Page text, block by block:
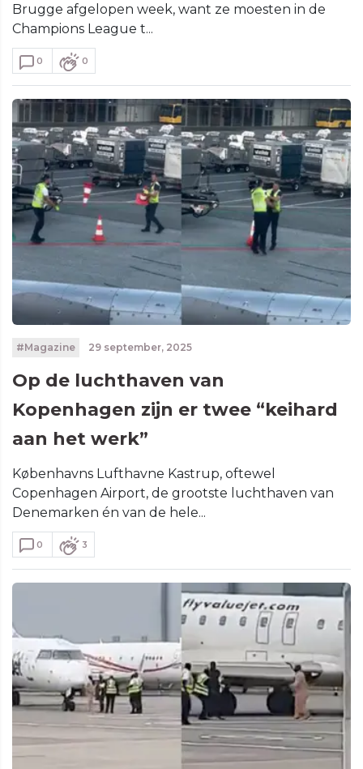
Brugge afgelopen week, want ze moesten in de
Champions League t...
0 0
#Magazine 29 september, 2025
Op de luchthaven van
Kopenhagen zijn er twee “keihard
aan het werk”
Københavns Lufthavne Kastrup, oftewel
Copenhagen Airport, de grootste luchthaven van
Denemarken én van de hele...
0 3